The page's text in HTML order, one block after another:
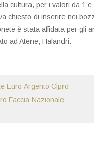
cultura, per i valori da 1 e
chiesto di inserire nei
è stata affidata per gli
ad Atene, Halandri.
Euro Argento Cipro
Faccia Nazionale